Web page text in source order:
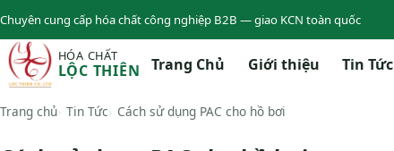
Chuyên cung cấp hóa chất công nghiệp B2B — giao KCN toàn quốc
HÓA CHẤT
LỘC THIÊN Trang Chủ Giới thiệu Tin Tức
Trang chủ Tin Tức Cách sử dụng PAC cho hồ bơi